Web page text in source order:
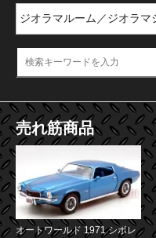
売れ筋商品
オートワールド 1971 シボレ